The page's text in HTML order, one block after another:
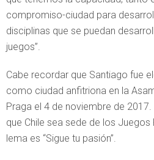
compromiso-ciudad para
disciplinas que se puedan
juegos”.
Cabe recordar que Santiago fue
como ciudad anfitriona en la
Praga el 4 de noviembre de
que Chile sea sede de los
lema es “Sigue tu pasión”.